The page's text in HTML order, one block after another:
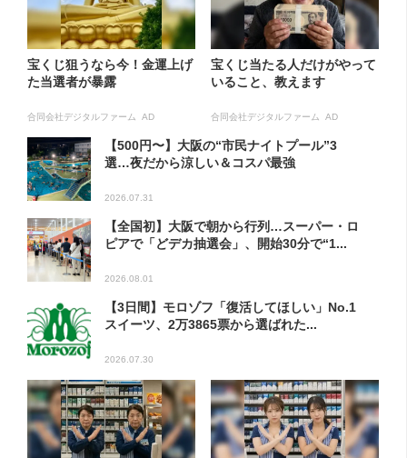
宝くじ狙うなら今！金運上げ
た当選者が暴露
合同会社デジタルファーム AD
宝くじ当たる人だけがやって
いること、教えます
合同会社デジタルファーム AD
【500円〜】大阪の“市民ナイトプール”3
選…夜だから涼しい＆コスパ最強
2026.07.31
【全国初】大阪で朝から行列…スーパー・ロ
ピアで「どデカ抽選会」、開始30分で“1...
2026.08.01
【3日間】モロゾフ「復活してほしい」No.1
スイーツ、2万3865票から選ばれた...
2026.07.30